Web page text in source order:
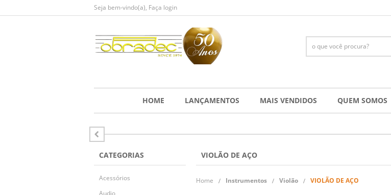
Seja bem-vindo(a), Faça login
HOME LANÇAMENTOS MAIS VENDIDOS QUEM SOMOS
CATEGORIAS
Acessórios
Audio
VIOLÃO DE AÇO
Home Instrumentos Violão VIOLÃO DE AÇO